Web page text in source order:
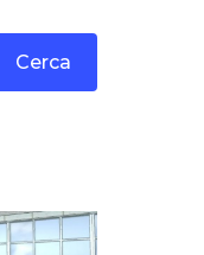
Cerca